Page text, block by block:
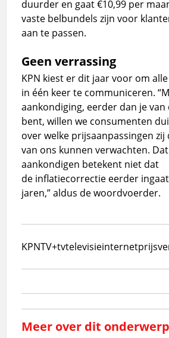
duurder en gaat €10,99 per
vaste belbundels zijn voor
aan te passen.
Geen verrassing
KPN kiest er dit jaar voor om
in één keer te communiceren.
aankondiging, eerder dan je van
bent, willen we consumenten
over welke prijsaanpassingen zij
van ons kunnen verwachten.
aankondigen betekent niet dat
de inflatiecorrectie eerder
jaren,” aldus de woordvoerder.
KPNTV+tvtelevisieinternet
Meer over dit onderwerp